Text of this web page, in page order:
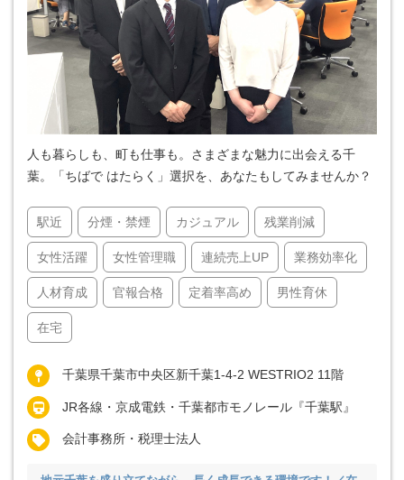
人も暮らしも、町も仕事も。さまざまな魅力に出会える千
葉。「ちばで はたらく」選択を、あなたもしてみませんか？
駅近 分煙・禁煙 カジュアル 残業削減
女性活躍 女性管理職 連続売上UP 業務効率化
人材育成 官報合格 定着率高め 男性育休
在宅
千葉県千葉市中央区新千葉1-4-2 WESTRIO2 11階
JR各線・京成電鉄・千葉都市モノレール『千葉駅』
会計事務所・税理士法人